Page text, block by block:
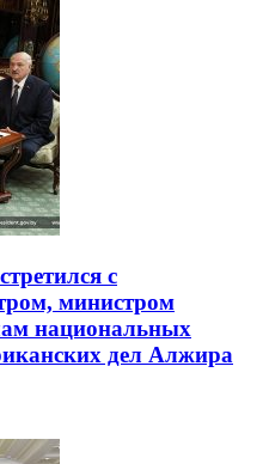
с
министром
национальных
дел Алжира